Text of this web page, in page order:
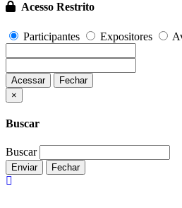
Acesso Restrito
Participantes Expositores
Acessar
Fechar
×
Buscar
Buscar
Enviar Fechar